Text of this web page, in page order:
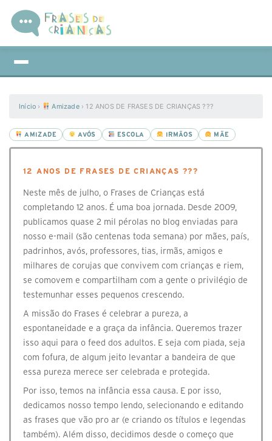
Início › Amizade › 12 ANOS DE FRASES DE CRIANÇAS ???
AMIZADE AVÓS ESCOLA IRMÃOS MÃE
12 ANOS DE FRASES DE CRIANÇAS ???
Neste mês de julho, o Frases de Crianças está
completando 12 anos. É uma boa jornada. Desde 2009,
publicamos quase 2 mil pérolas no blog enviadas para
nosso e-mail (são centenas toda semana) por mães, país,
padrinhos, avós, professores, tias, irmãs, amigos e
milhares de corujas que convivem com crianças e riem,
se comovem e compartilham com a gente o privilégio de
testemunhar esses pequenos crescendo.
A missão do Frases é celebrar a pureza, a
espontaneidade e a graça da infância. Queremos trazer
isso aqui para o feed dos adultos. E seja com piada, seja
com fofura, de algum jeito levantar a bandeira de que
essa pureza merece ser celebrada e protegida.
Por isso, temos na infância essa causa. E por isso,
dedicamos nosso tempo lendo, selecionando e editando
as frases que vão pro ar (e criando os títulos e legendas
também). Além disso, decidimos desde o começo que